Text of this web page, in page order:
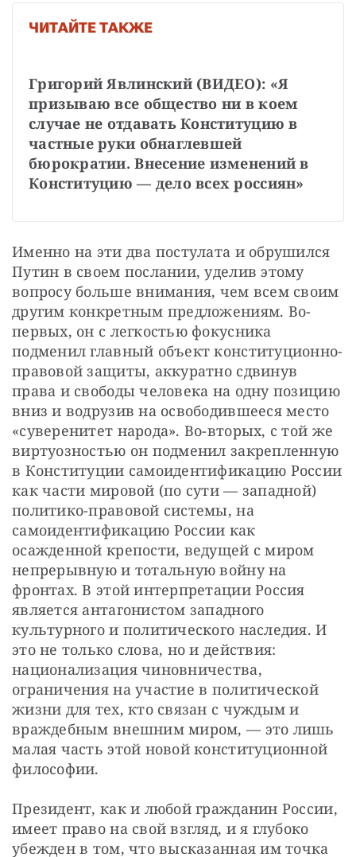
ЧИТАЙТЕ ТАКЖЕ
Григорий Явлинский (ВИДЕО): «Я
призываю все общество ни в коем
случае не отдавать Конституцию в
частные руки обнаглевшей
бюрократии. Внесение изменений в
Конституцию — дело всех россиян»
Именно на эти два постулата и обрушился
Путин в своем послании, уделив этому
вопросу больше внимания, чем всем своим
другим конкретным предложениям. Во-
первых, он с легкостью фокусника
подменил главный объект конституционно-
правовой защиты, аккуратно сдвинув
права и свободы человека на одну позицию
вниз и водрузив на освободившееся место
«суверенитет народа». Во-вторых, с той же
виртуозностью он подменил закрепленную
в Конституции самоидентификацию России
как части мировой (по сути — западной)
политико-правовой системы, на
самоидентификацию России как
осажденной крепости, ведущей с миром
непрерывную и тотальную войну на
фронтах. В этой интерпретации Россия
является антагонистом западного
культурного и политического наследия. И
это не только слова, но и действия:
национализация чиновничества,
ограничения на участие в политической
жизни для тех, кто связан с чуждым и
враждебным внешним миром, — это лишь
малая часть этой новой конституционной
философии.
Президент, как и любой гражданин России,
имеет право на свой взгляд, и я глубоко
убежден в том, что высказанная им точка